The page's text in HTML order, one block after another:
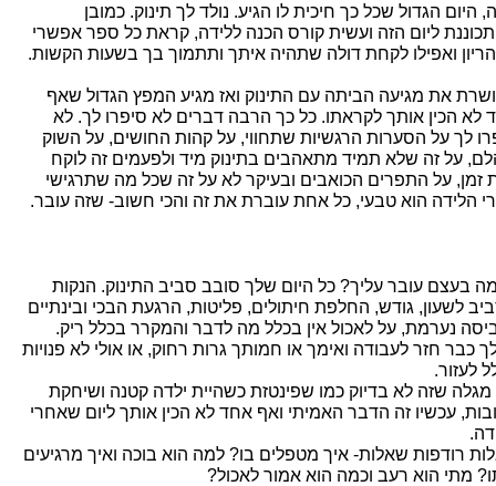
היום הגדול שכל כך חיכית לו הגיע. נולד לך תינוק. כמובן
ליום הזה ועשית קורס הכנה ללידה, קראת כל ספר אפשרי
ואפילו לקחת דולה שתהיה איתך ותתמוך בך בשעות הקשות.
את מגיעה הביתה עם התינוק ואז מגיע המפץ הגדול שאף
לא הכין אותך לקראתו. כל כך הרבה דברים לא סיפרו לך. לא
לך על הסערות הרגשיות שתחווי, על קהות החושים, על השוק
על זה שלא תמיד מתאהבים בתינוק מיד ולפעמים זה לוקח
זמן, על התפרים הכואבים ובעיקר לא על זה שכל מה שתרגישי
הלידה הוא טבעי, כל אחת עוברת את זה והכי חשוב- שזה עובר.
בעצם עובר עליך? כל היום שלך סובב סביב התינוק. הנקות
לשעון, גודש, החלפת חיתולים, פליטות, הרגעת הבכי ובינתיים
נערמת, על לאכול אין בכלל מה לדבר והמקרר בכלל ריק.
כבר חזר לעבודה ואימך או חמותך גרות רחוק, או אולי לא פנויות
לעזור.
שזה לא בדיוק כמו שפינטזת כשהיית ילדה קטנה ושיחקת
עכשיו זה הדבר האמיתי ואף אחד לא הכין אותך ליום שאחרי
רודפות שאלות- איך מטפלים בו? למה הוא בוכה ואיך מרגיעים
מתי הוא רעב וכמה הוא אמור לאכול?